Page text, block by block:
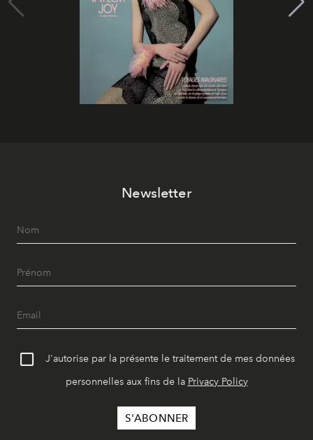
Newsletter
J'autorise par la présente le traitement de mes données
personnelles aux fins de la Privacy Policy